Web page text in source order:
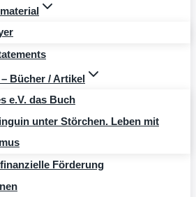
Bücher / Artikel
e.V. das Buch
unter Störchen. Leben mit
Förderung